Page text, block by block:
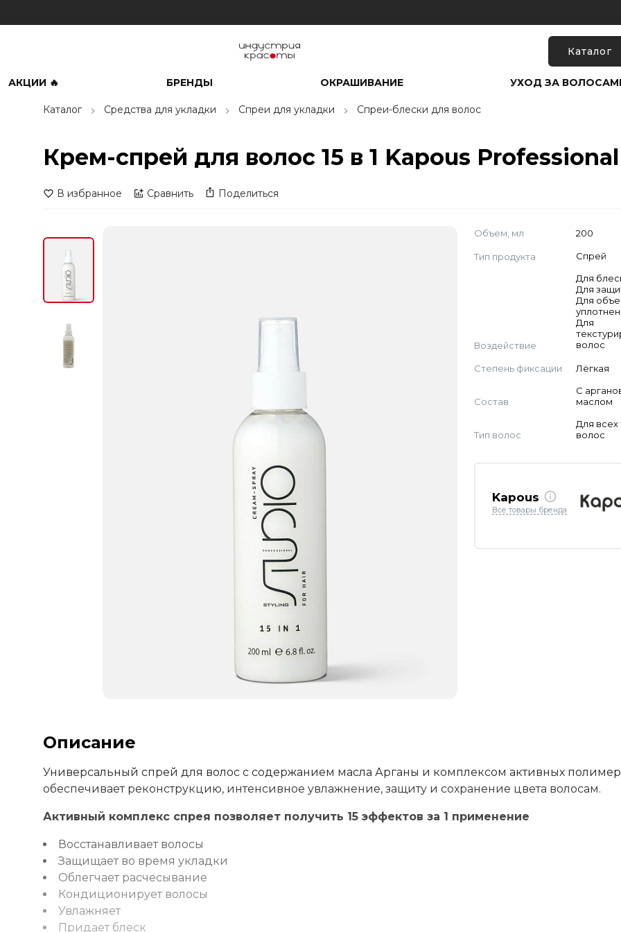
Каталог
АКЦИИ 🔥 БРЕНДЫ ОКРАШИВАНИЕ УХОД ЗА
Каталог Средства для укладки Спреи для укладки Спреи-блески для волос
Крем-спрей для волос 15 в 1 Kapous
В избранное Сравнить Поделиться
Объем, мл 200
Тип продукта Спрей
Воздействие
Для
Для
Для
Для
волос
Степень фиксации Лёгкая
Состав
С
маслом
Тип волос
Для всех
волос
Kapous
Все товары бренда
Описание
Универсальный спрей для волос с содержанием масла Арганы и комплексом активных
обеспечивает реконструкцию, интенсивное увлажнение, защиту и сохранение цвета волосам.
Активный комплекс спрея позволяет получить 15 эффектов за 1 применение
Восстанавливает волосы
Защищает во время укладки
Облегчает расчесывание
Кондиционирует волосы
Увлажняет
Придает блеск